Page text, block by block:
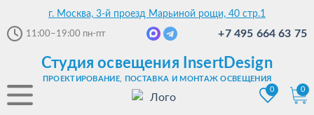
г. Москва, 3-й проезд Марьиной рощи, 40 стр.1
11:00–19:00 пн-пт +7 495 664 63 75
Студия освещения InsertDesign
ПРОЕКТИРОВАНИЕ, ПОСТАВКА И МОНТАЖ ОСВЕЩЕНИЯ
0
0